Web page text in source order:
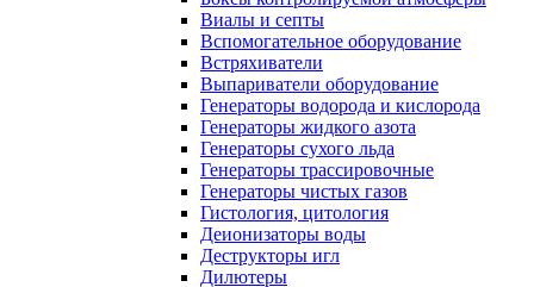
Виалы и септы
Вспомогательное оборудование
Встряхиватели
Выпариватели оборудование
Генераторы водорода и кислорода
Генераторы жидкого азота
Генераторы сухого льда
Генераторы трассировочные
Генераторы чистых газов
Гистология, цитология
Деионизаторы воды
Деструкторы игл
Дилютеры